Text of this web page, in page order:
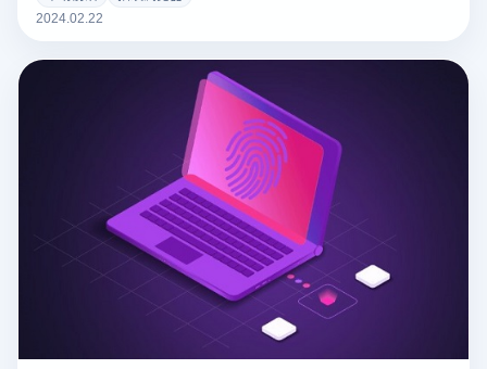
要话题。这时，指纹浏览器搭配IP代理的使用方案便显得尤为
效的解决方案。
2024.02.22